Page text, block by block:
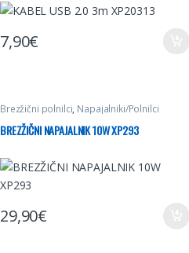
7,90€
Brezžični polnilci, Napajalniki/Polnilci
BREZŽIČNI NAPAJALNIK 10W XP293
29,90€